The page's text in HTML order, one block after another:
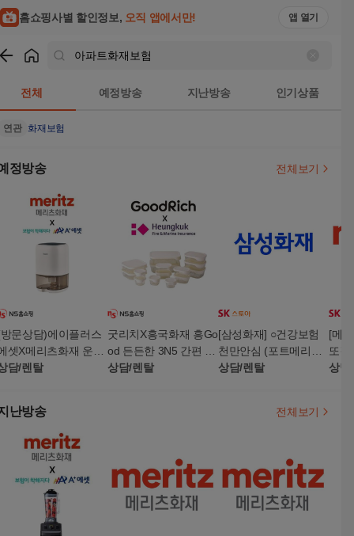
홈쇼핑사별 할인정보, 오직 앱에서만! 앱 열기
전체 예정방송 지난방송 인기상품
연관 화재보험
정방송 전체보기
문상담)에이플러스
셋X메리츠화재 운전
상해종합보험 화재
담/렌탈
굿리치X흥국화재 흥Go
od 든든한 3N5 간편 종
합보험 10억리셋월렛+
상담/렌탈
[삼성화재] ○건강보험
천만안심 (포트메리온5
p)
상담/렌탈
[메
또걸
한암
상담
난방송 전체보기